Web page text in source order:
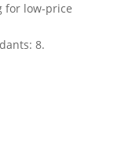
for low-price
8.